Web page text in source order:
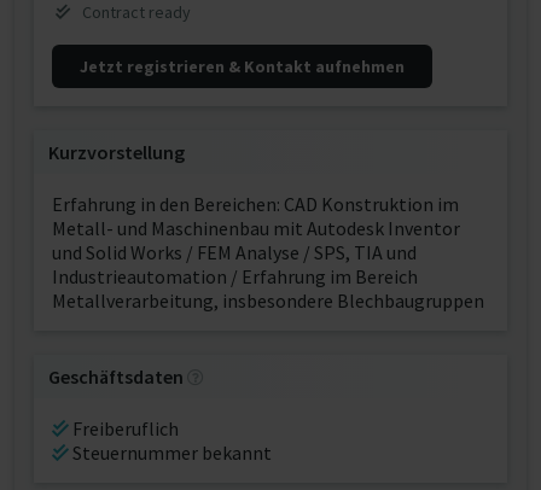
Contract ready
Jetzt registrieren & Kontakt aufnehmen
Kurzvorstellung
Erfahrung in den Bereichen: CAD Konstruktion im
Metall- und Maschinenbau mit Autodesk Inventor
und Solid Works / FEM Analyse / SPS, TIA und
Industrieautomation / Erfahrung im Bereich
Metallverarbeitung, insbesondere Blechbaugruppen
Geschäftsdaten
Freiberuflich
Steuernummer bekannt